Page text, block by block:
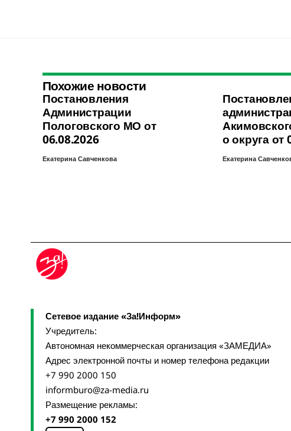
Похожие новости
Постановления
Администрации
Пологовского МО от
06.08.2026
Екатерина Савченкова
о округа от
Екатерина
Сетевое издание «За!Информ»
Учредитель:
Автономная некоммерческая организация «ЗАМЕДИА»
Адрес электронной почты и номер телефона редакции
+7 990 2000 150
informburo@za-media.ru
Размещение рекламы:
+7 990 2000 152